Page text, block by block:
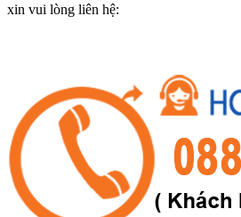
xin vui lòng liên hệ: